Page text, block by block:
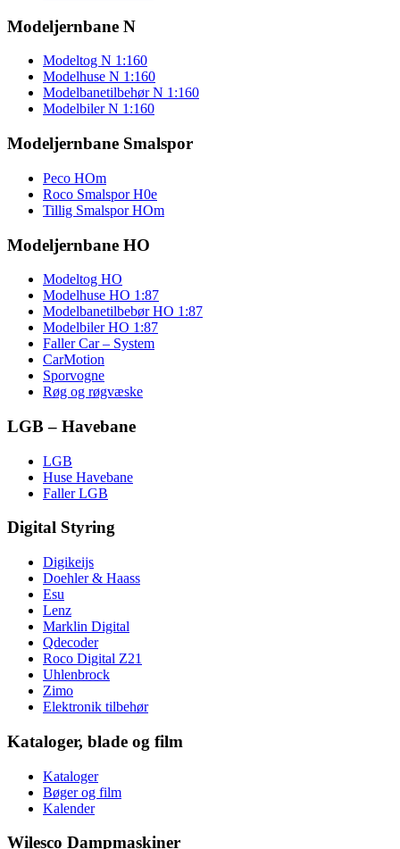
Modeljernbane N
Modeltog N 1:160
Modelhuse N 1:160
Modelbanetilbehør N 1:160
Modelbiler N 1:160
Modeljernbane Smalspor
Peco HOm
Roco Smalspor H0e
Tillig Smalspor HOm
Modeljernbane HO
Modeltog HO
Modelhuse HO 1:87
Modelbanetilbebør HO 1:87
Modelbiler HO 1:87
Faller Car – System
CarMotion
Sporvogne
Røg og røgvæske
LGB – Havebane
LGB
Huse Havebane
Faller LGB
Digital Styring
Digikeijs
Doehler & Haass
Esu
Lenz
Marklin Digital
Qdecoder
Roco Digital Z21
Uhlenbrock
Zimo
Elektronik tilbehør
Kataloger, blade og film
Kataloger
Bøger og film
Kalender
Wilesco Dampmaskiner